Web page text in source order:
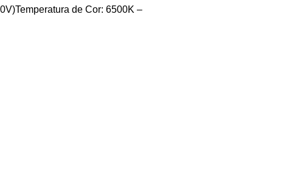
de Cor: 6500K –